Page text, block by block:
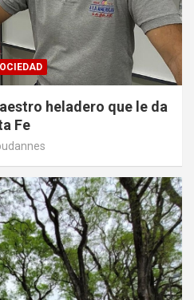
heladero que le da
Fe